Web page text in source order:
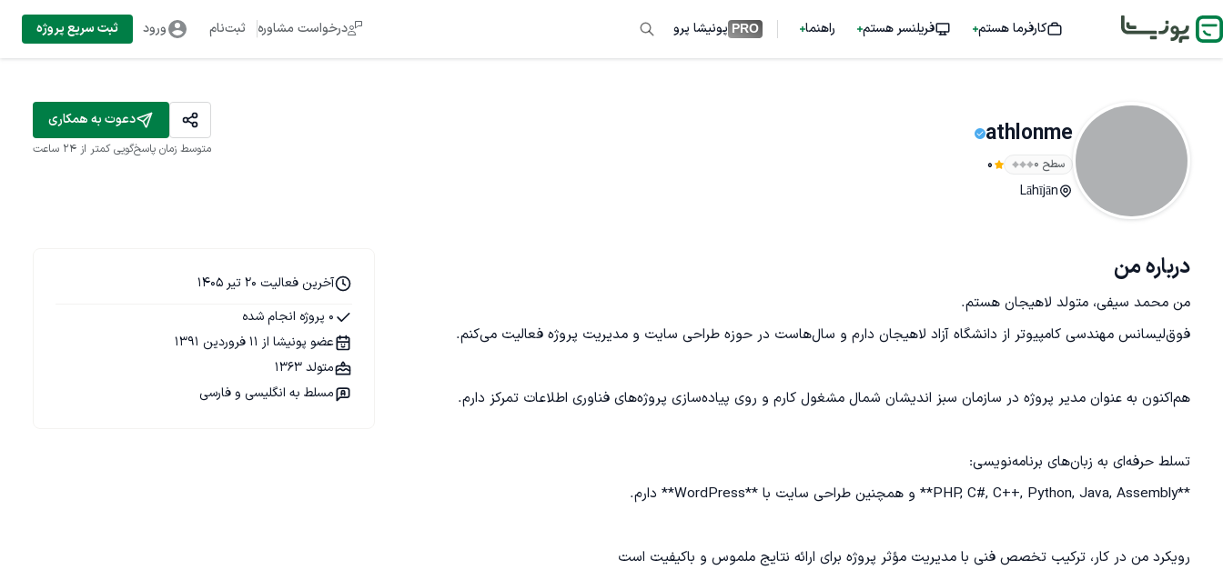
کارفرما هستم فریلنسر هستم راهنما PRO پونیشا پرو درخواست مشاوره ثبت‌نام ورود ثبت سریع پروژه
athlonme
سطح ۰ 0
Lāhījān
دعوت به همکاری
متوسط زمان پاسخ‌گویی کمتر از 24 ساعت
درباره من
رویکرد من در کار، ترکیب تخصص فنی با مدیریت مؤثر پروژه برای ارائه نتایج ملموس و باکیفیت است
آخرین فعالیت 20 تیر 1405
0 پروژه انجام شده
عضو پونیشا از 11 فروردین 1391
متولد 1363
مسلط به انگلیسی و فارسی